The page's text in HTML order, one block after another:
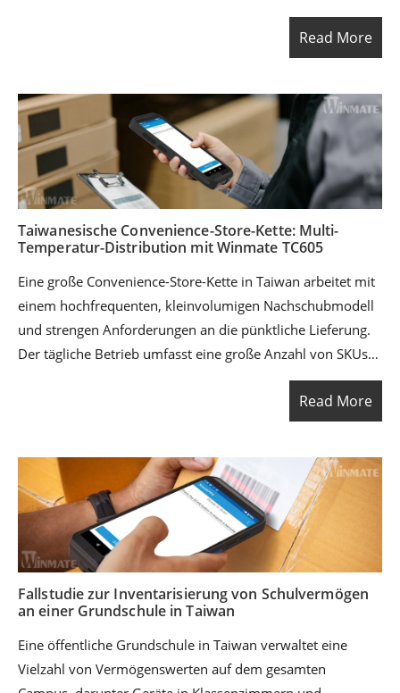
Distributionszentren (DCs) und die tägliche Auffüllung der
Filialen umfasst. Mit parallelen Temperaturzonen für
Umgebung, Kühlung und Tiefkühlung ist das Unternehmen
Übergabepunkt angewiesen – insbesondere bei
Chargen-/Losrückverfolgbarkeit, Ablaufkontrolle und
Filialannahme.
Read More
Taiwanesische Convenience-Store-Kette: Multi-
Temperatur-Distribution mit Winmate TC605
Eine große Convenience-Store-Kette in Taiwan arbeitet mit
einem hochfrequenten, kleinvolumigen Nachschubmodell
und strengen Anforderungen an die pünktliche Lieferung.
Der tägliche Betrieb umfasst eine große Anzahl von SKUs
Umgebungstemperatur, Frischwaren, gekühlte und
tiefgekühlte Produkte ab. Distributionszentren müssen
Verfalls-/Chargenkontrolle, End-to-End-Rückverfolgbarkeit
sowie die Verantwortung bei der Filialübergabe
gewährleisten, um Fehlbestände, Fehlkommissionierungen
und Verluste zu minimieren.
Read More
Fallstudie zur Inventarisierung von Schulvermögen
an einer Grundschule in Taiwan
Eine öffentliche Grundschule in Taiwan verwaltet eine
Vielzahl von Vermögenswerten auf dem gesamten